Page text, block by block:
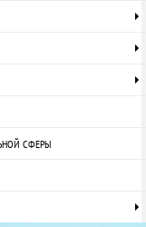
СФЕРЫ